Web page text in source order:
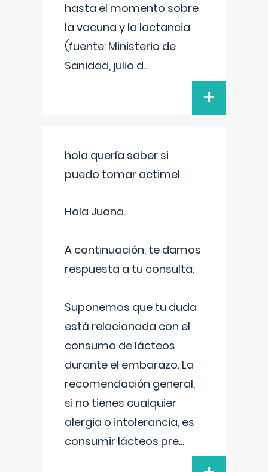
hasta el momento sobre
la vacuna y la lactancia
(fuente: Ministerio de
Sanidad, julio d...
+
hola quería saber si
puedo tomar actimel
Hola Juana.
A continuación, te damos
respuesta a tu consulta:
Suponemos que tu duda
está relacionada con el
consumo de lácteos
durante el embarazo. La
recomendación general,
si no tienes cualquier
alergia o intolerancia, es
consumir lácteos pre...